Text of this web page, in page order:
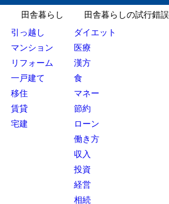
田舎暮らし
引っ越し
マンション
リフォーム
一戸建て
移住
賃貸
宅建
田舎暮らしの試行錯誤
ダイエット
医療
漢方
食
マネー
節約
ローン
働き方
収入
投資
経営
相続